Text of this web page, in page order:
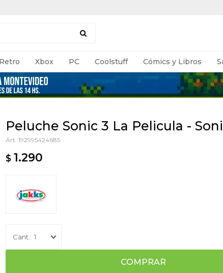
Retro Xbox PC Coolstuff Cómics y Libros
Peluche Sonic 3 La Pelicula -
192995424685
$ 1.290
1
COMPRAR